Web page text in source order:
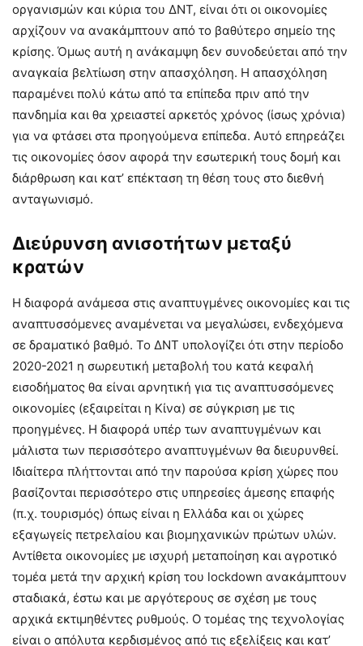
οργανισμών και κύρια του ΔΝΤ, είναι ότι οι οικονομίες
αρχίζουν να ανακάμπτουν από το βαθύτερο σημείο της
κρίσης. Όμως αυτή η ανάκαμψη δεν συνοδεύεται από την
αναγκαία βελτίωση στην απασχόληση. Η απασχόληση
παραμένει πολύ κάτω από τα επίπεδα πριν από την
πανδημία και θα χρειαστεί αρκετός χρόνος (ίσως χρόνια)
για να φτάσει στα προηγούμενα επίπεδα. Αυτό επηρεάζει
τις οικονομίες όσον αφορά την εσωτερική τους δομή και
διάρθρωση και κατ’ επέκταση τη θέση τους στο διεθνή
ανταγωνισμό.
Διεύρυνση ανισοτήτων μεταξύ
κρατών
Η διαφορά ανάμεσα στις αναπτυγμένες οικονομίες και τις
αναπτυσσόμενες αναμένεται να μεγαλώσει, ενδεχόμενα
σε δραματικό βαθμό. Το ΔΝΤ υπολογίζει ότι στην περίοδο
2020-2021 η σωρευτική μεταβολή του κατά κεφαλή
εισοδήματος θα είναι αρνητική για τις αναπτυσσόμενες
οικονομίες (εξαιρείται η Κίνα) σε σύγκριση με τις
προηγμένες. Η διαφορά υπέρ των αναπτυγμένων και
μάλιστα των περισσότερο αναπτυγμένων θα διευρυνθεί.
Ιδιαίτερα πλήττονται από την παρούσα κρίση χώρες που
βασίζονται περισσότερο στις υπηρεσίες άμεσης επαφής
(π.χ. τουρισμός) όπως είναι η Ελλάδα και οι χώρες
εξαγωγείς πετρελαίου και βιομηχανικών πρώτων υλών.
Αντίθετα οικονομίες με ισχυρή μεταποίηση και αγροτικό
τομέα μετά την αρχική κρίση του lockdown ανακάμπτουν
σταδιακά, έστω και με αργότερους σε σχέση με τους
αρχικά εκτιμηθέντες ρυθμούς. Ο τομέας της τεχνολογίας
είναι ο απόλυτα κερδισμένος από τις εξελίξεις και κατ’